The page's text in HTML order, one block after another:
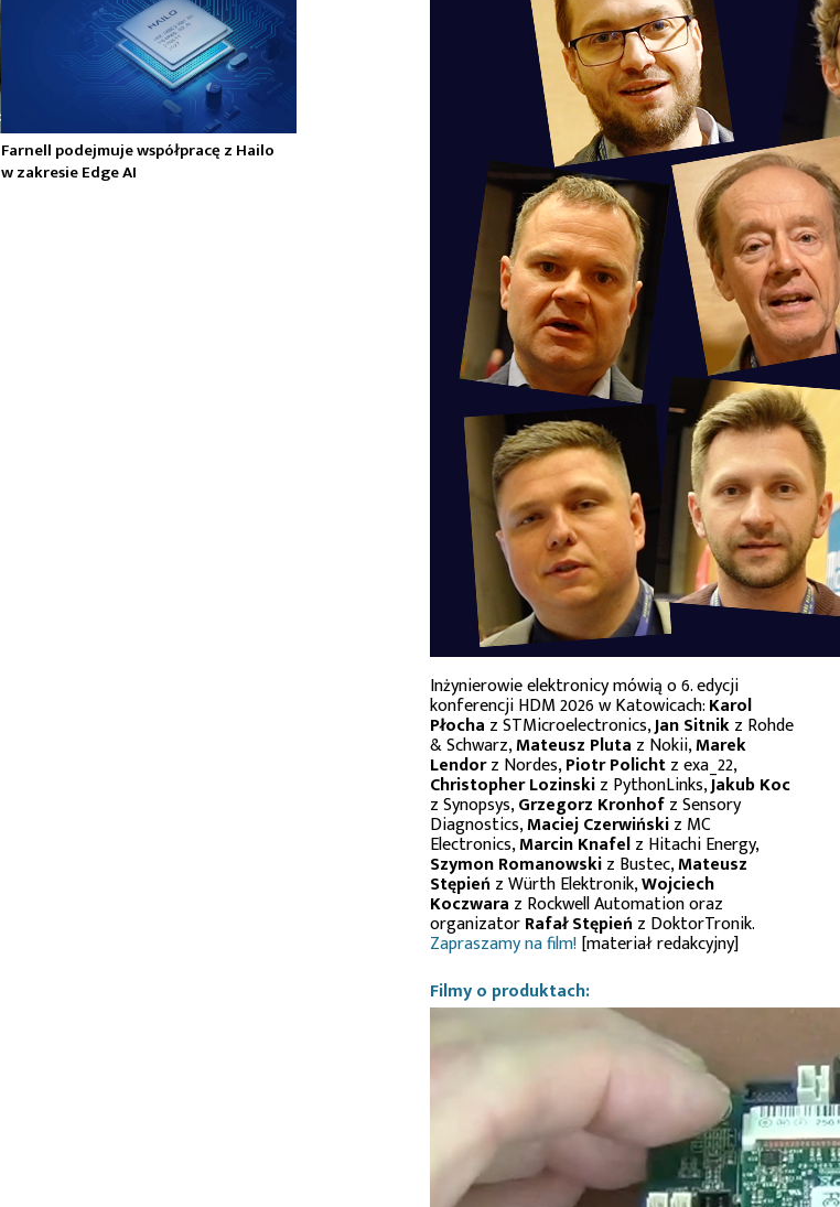
Farnell podejmuje współpracę z Hailo
w zakresie Edge AI
Inżynierowie elektronicy mówią o 6. edycji
konferencji HDM 2026 w Katowicach:Karol
Płocha z STMicroelectronics,Jan Sitnikz Rohde
& Schwarz,Mateusz Pluta z Nokii,Marek
Lendorz Nordes,Piotr Polichtz exa_22,
Christopher Lozinskiz PythonLinks,Jakub Koc
z Synopsys,Grzegorz Kronhofz Sensory
Diagnostics,Maciej Czerwińskiz MC
Electronics,Marcin Knafelz Hitachi Energy,
Szymon Romanowskiz Bustec,Mateusz
Stępień z Würth Elektronik,Wojciech
Koczwara z Rockwell Automation oraz
organizatorRafał Stępień z DoktorTronik.
Zapraszamy na film![materiał redakcyjny]
Filmy o produktach: